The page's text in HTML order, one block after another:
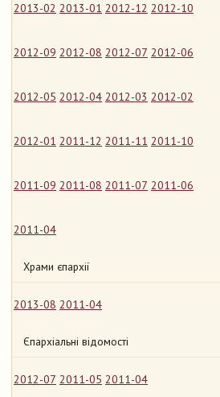
2013-02 2013-01 2012-12 2012-10
2012-09 2012-08 2012-07 2012-06
2012-05 2012-04 2012-03 2012-02
2012-01 2011-12 2011-11 2011-10
2011-09 2011-08 2011-07 2011-06
2011-04
Храми єпархії
2013-08 2011-04
Єпархіальні відомості
2012-07 2011-05 2011-04